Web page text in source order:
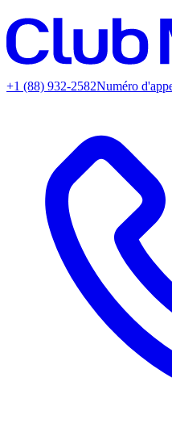
+1 (88) 932-2582Numéro